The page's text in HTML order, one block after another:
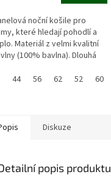
noční košile pro
které hledají pohodlí a
Materiál z velmi kvalitní
(100% bavlna). Dlouhá
kulatým límečkem a...
44 56 62 52 60
Diskuze
popis produktu